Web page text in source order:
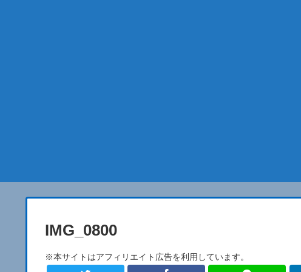
IMG_0800
※本サイトはアフィリエイト広告を利用しています。